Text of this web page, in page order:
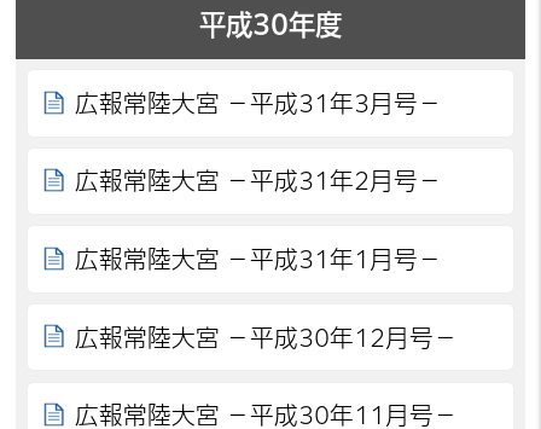
平成30年度
広報常陸大宮 －平成31年3月号－
広報常陸大宮 －平成31年2月号－
広報常陸大宮 －平成31年1月号－
広報常陸大宮 －平成30年12月号－
広報常陸大宮 －平成30年11月号－